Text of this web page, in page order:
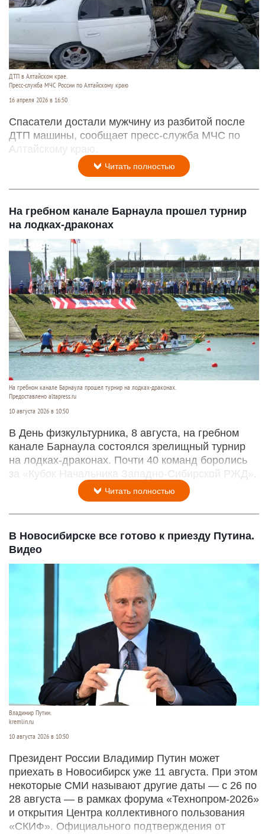
ДТП в Алтайском крае.
Пресс-служба МЧС России по Алтайскому краю
16 апреля 2026 в 16:50
Спасатели достали мужчину из разбитой после
ДТП машины, сообщает пресс-служба МЧС по
Алтайскому краю.
Читать полностью
На гребном канале Барнаула прошел турнир
на лодках-драконах
На гребном канале Барнаула прошел турнир на лодках-драконах.
Предоставлено altapress.ru
10 августа 2026 в 10:50
В День физкультурника, 8 августа, на гребном
канале Барнаула состоялся зрелищный турнир
на лодках-драконах. Почти 40 команд боролись
за «Кубок Начальника Западно-Сибирской РЖД».
Читать полностью
В Новосибирске все готово к приезду Путина.
Видео
Владимир Путин.
kremlin.ru
10 августа 2026 в 10:50
Президент России Владимир Путин может
приехать в Новосибирск уже 11 августа. При этом
некоторые СМИ называют другие даты — с 26 по
28 августа — в рамках форума «Технопром-2026»
и открытия Центра коллективного пользования
«СКИФ». Официального подтверждения от